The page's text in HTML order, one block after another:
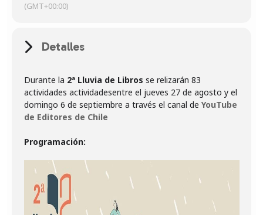
(GMT+00:00)
Detalles
Durante la 2ª Lluvia de Libros se relizarán 83
actividades actividadesentre el jueves 27 de agosto y el
domingo 6 de septiembre a través el canal de YouTube
de Editores de Chile
Programación: